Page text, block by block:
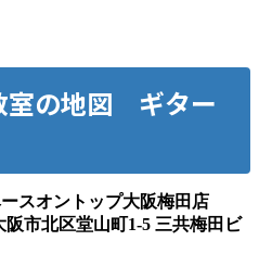
室の地図 ギター
スオントップ大阪梅田店
阪市北区堂山町1-5 三共梅田ビ